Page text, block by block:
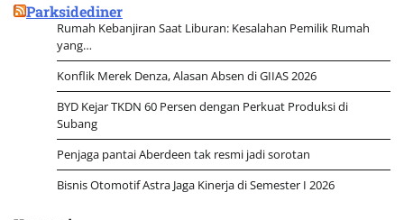
Parksidediner
Rumah Kebanjiran Saat Liburan: Kesalahan Pemilik Rumah
yang…
Konflik Merek Denza, Alasan Absen di GIIAS 2026
BYD Kejar TKDN 60 Persen dengan Perkuat Produksi di
Subang
Penjaga pantai Aberdeen tak resmi jadi sorotan
Bisnis Otomotif Astra Jaga Kinerja di Semester I 2026